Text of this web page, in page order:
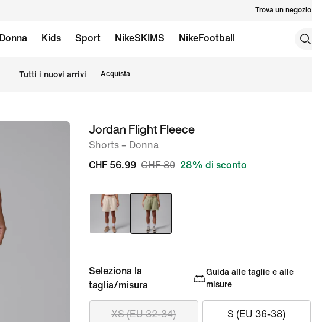
Trova un negozio
Donna Kids Sport NikeSKIMS NikeFootball
Tutti i nuovi arrivi Acquista
immagine
Jordan Flight Fleece
Shorts – Donna
CHF 56.99 CHF 80 28% di sconto
Seleziona la
taglia/misura
Guida alle taglie e alle
misure
XS (EU 32-34) S (EU 36-38)